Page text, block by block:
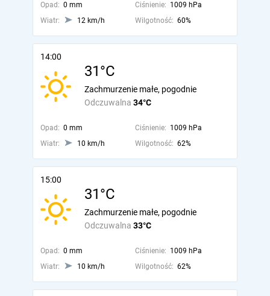
Opad: 0 mm Ciśnienie: 1009 hPa
Wiatr:
12 km/h Wilgotność: 60%
14:00
31°C
Odczuwalna 34°C
Zachmurzenie małe, pogodnie
Opad: 0 mm Ciśnienie: 1009 hPa
Wiatr:
10 km/h Wilgotność: 62%
15:00
31°C
Odczuwalna 33°C
Zachmurzenie małe, pogodnie
Opad: 0 mm Ciśnienie: 1009 hPa
Wiatr:
10 km/h Wilgotność: 62%